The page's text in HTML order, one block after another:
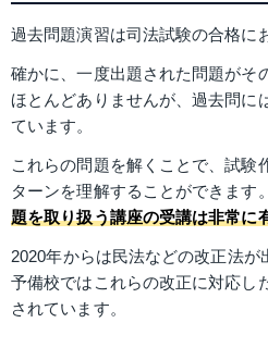
過去問題演習は司法試験の合格に
確かに、一度出題された問題がそ
ほとんどありませんが、過去問に
ています。
これらの問題を解くことで、試験
ターンを理解することができます
題を取り扱う講座の受講は非常に
2020年からは民法などの改正法
予備校ではこれらの改正に対応し
されています。